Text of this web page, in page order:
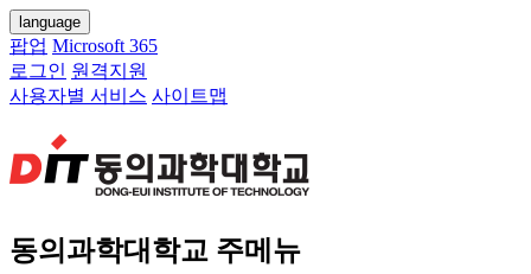
language
팝업 Microsoft 365
로그인 원격지원
사용자별 서비스 사이트맵
동의과학대학교 주메뉴